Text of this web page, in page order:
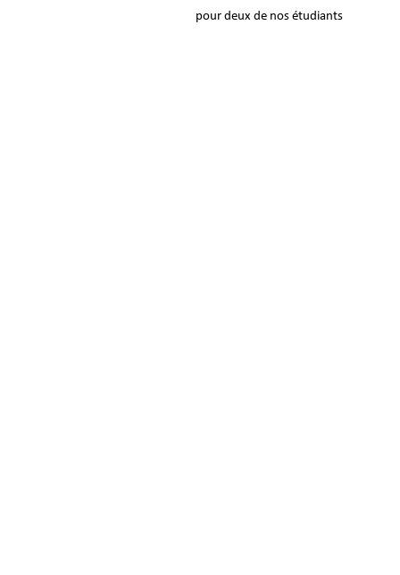
pour deux de nos étudiants